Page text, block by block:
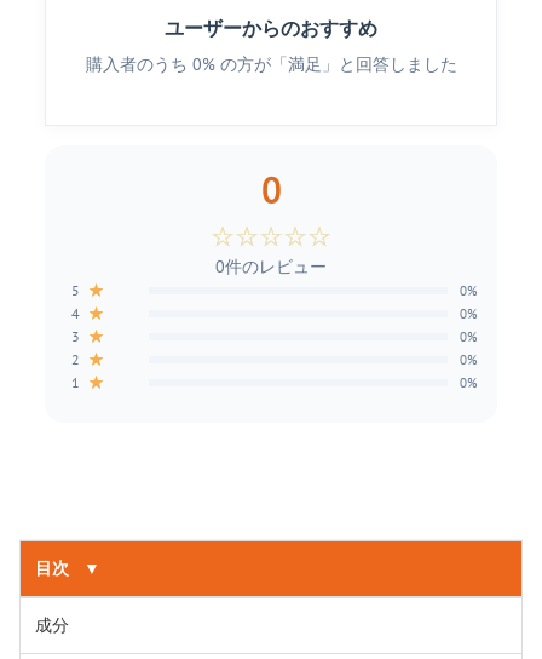
ユーザーからのおすすめ
購入者のうち 0% の方が「満足」と回答しました
0
☆☆☆☆☆
0件のレビュー
5 ★ 0%
4 ★ 0%
3 ★ 0%
2 ★ 0%
1 ★ 0%
目次 ▼
成分